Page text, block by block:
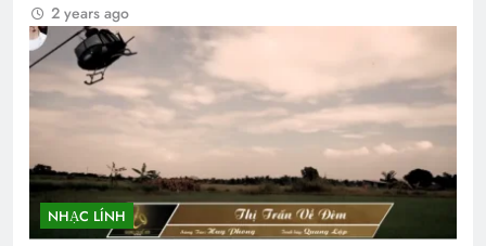
2 years ago
NHẠC LÍNH